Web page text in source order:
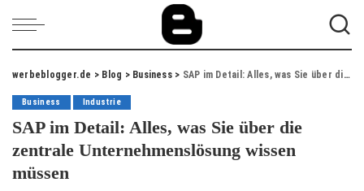
werbeblogger.de > Blog > Business> SAP im Detail: Alles, was Sie über die zentrale Unternehmenslösung wissen müssen
Business Industrie
SAP im Detail: Alles, was Sie über die
zentrale Unternehmenslösung wissen
müssen